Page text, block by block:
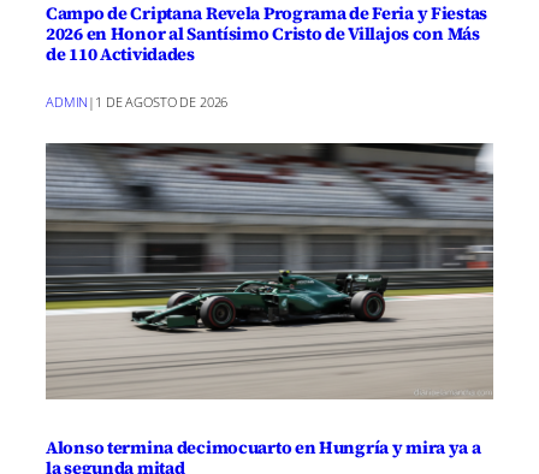
Campo de Criptana Revela Programa de Feria y Fiestas
2026 en Honor al Santísimo Cristo de Villajos con Más
de 110 Actividades
ADMIN | 1 DE AGOSTO DE 2026
Alonso termina decimocuarto en Hungría y mira ya a
la segunda mitad